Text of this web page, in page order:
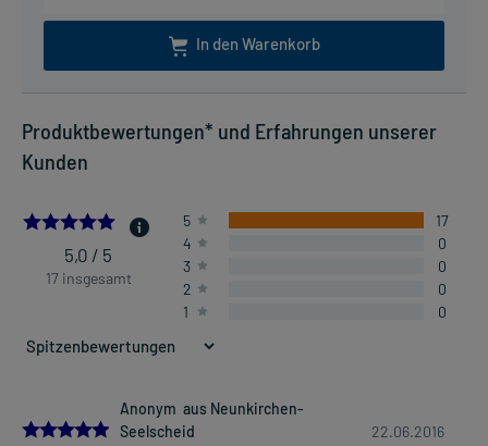
In den Warenkorb
Produktbewertungen* und Erfahrungen unserer
Kunden
5.0
5,0 / 5
17 insgesamt
5
17
4
0
3
0
2
0
1
0
5.0
Anonym aus Neunkirchen-
Seelscheid
22.06.2016